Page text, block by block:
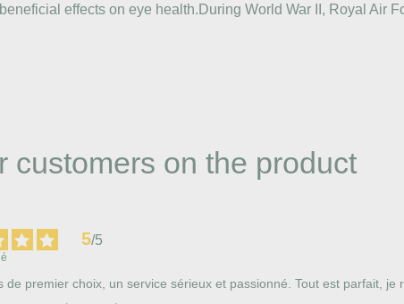
effects on eye health.During World War II, Royal Air
customers on the product
5/5
de premier choix, un service sérieux et passionné. Tout est parfait, je